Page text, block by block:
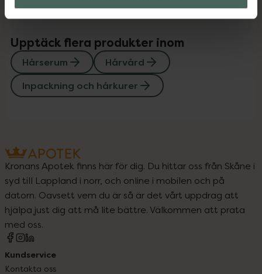
Upptäck flera produkter inom
Hårserum
Hårvård
Inpackning och hårkurer
Kronans Apotek finns här för dig. Du hittar oss från Skåne i
syd till Lappland i norr, och online i mobilen och på
datorn. Oavsett vem du är så är det vårt uppdrag att
hjälpa just dig att må lite bättre. Välkommen att prata
med oss.
Kundservice
Kontakta oss